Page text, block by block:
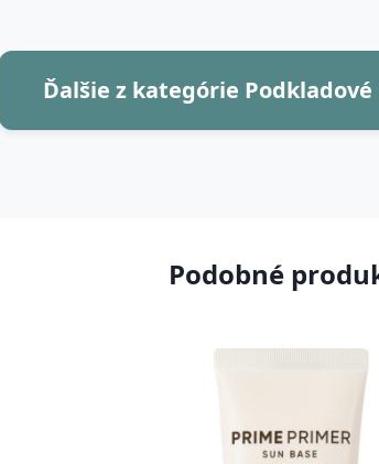
Ďalšie z kategórie
Podobné